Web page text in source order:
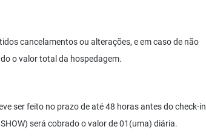
cancelamentos ou alterações, e em caso de não
o valor total da hospedagem.
ser feito no prazo de até 48 horas antes do check-in
será cobrado o valor de 01(uma) diária.